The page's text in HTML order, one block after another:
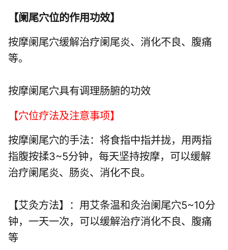
【阑尾穴位的作用功效】
按摩阑尾穴缓解治疗阑尾炎、消化不良、腹痛
等。
按摩阑尾穴具有调理肠腑的功效
【穴位疗法及注意事项】
按摩阑尾穴的手法：将食指中指并拢，用两指
指腹按揉3~5分钟，每天坚持按摩，可以缓解
治疗阑尾炎、肠炎、消化不良。
【艾灸方法】：用艾条温和灸治阑尾穴5~10分
钟，一天一次，可以缓解治疗消化不良、腹痛
等